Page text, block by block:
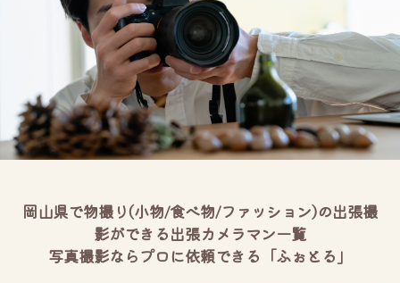
岡山県で物撮り(小物/食べ物/ファッション)の出張撮
影ができる出張カメラマン一覧
写真撮影ならプロに依頼できる「ふぉとる」